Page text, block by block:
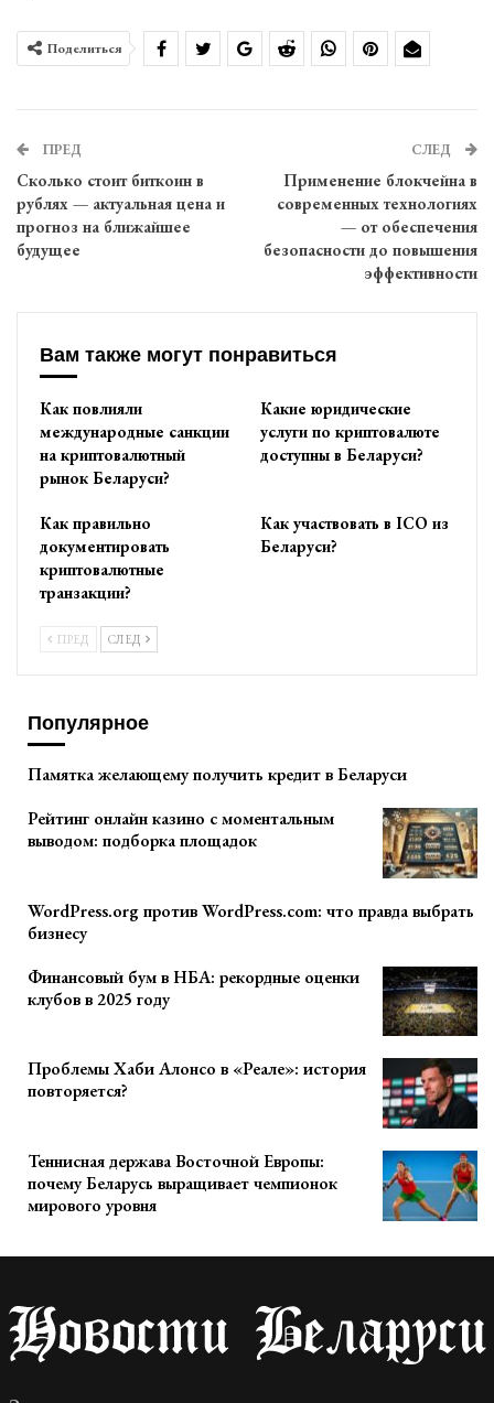
Поделиться
ПРЕД
Сколько стоит биткоин в
рублях — актуальная цена и
прогноз на ближайшее
будущее
СЛЕД
Применение блокчейна в
современных технологиях
— от обеспечения
безопасности до повышения
эффективности
Вам также могут понравиться
Как повлияли
международные санкции
на криптовалютный
рынок Беларуси?
Какие юридические
услуги по криптовалюте
доступны в Беларуси?
Как правильно
документировать
криптовалютные
транзакции?
Как участвовать в ICO из
Беларуси?
ПРЕД СЛЕД
Популярное
Памятка желающему получить кредит в Беларуси
Рейтинг онлайн казино с моментальным
выводом: подборка площадок
WordPress.org против WordPress.com: что правда выбрать
бизнесу
Финансовый бум в НБА: рекордные оценки
клубов в 2025 году
Проблемы Хаби Алонсо в «Реале»: история
повторяется?
Теннисная держава Восточной Европы:
почему Беларусь выращивает чемпионок
мирового уровня